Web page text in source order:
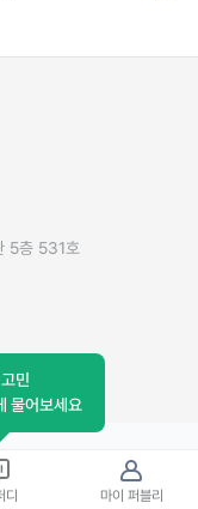
5층 531호
민
물어보세요
디 마이 퍼블리